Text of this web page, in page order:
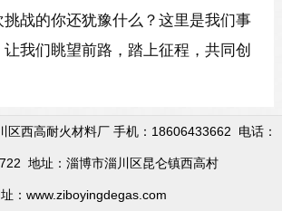
战的你还犹豫什么？这里是我们事
我们眺望前路，踏上征程，共同创
区西高耐火材料厂 手机：18606433662 电话：
地址：淄博市淄川区昆仑镇西高村
：www.ziboyingdegas.com